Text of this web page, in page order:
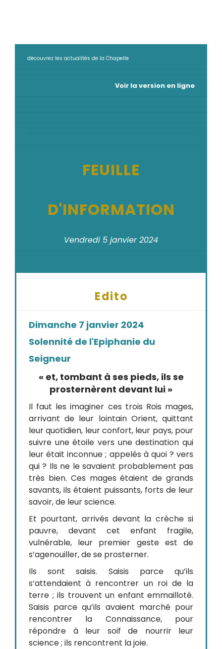
découvrez les actualités de la Chapelle
Voir la version en ligne
FEUILLE
D'INFORMATION
Vendredi 5 janvier 2024
Edito
Dimanche 7 janvier 2024
Solennité de l'Epiphanie du
Seigneur
« et, tombant à ses pieds, ils se
prosternèrent devant lui »
Il faut les imaginer ces trois Rois mages,
arrivant de leur lointain Orient, quittant
leur quotidien, leur confort, leur pays, pour
suivre une étoile vers une destination qui
leur était inconnue ; appelés à quoi ? vers
qui ? Ils ne le savaient probablement pas
très bien. Ces mages étaient de grands
savants, ils étaient puissants, forts de leur
savoir, de leur science.
Et pourtant, arrivés devant la crèche si
pauvre, devant cet enfant fragile,
vulnérable, leur premier geste est de
s’agenouiller, de se prosterner.
Ils sont saisis. Saisis parce qu’ils
s’attendaient à rencontrer un roi de la
terre ; ils trouvent un enfant emmailloté.
Saisis parce qu’ils avaient marché pour
rencontrer la Connaissance, pour
répondre à leur soif de nourrir leur
science ; ils rencontrent la joie.